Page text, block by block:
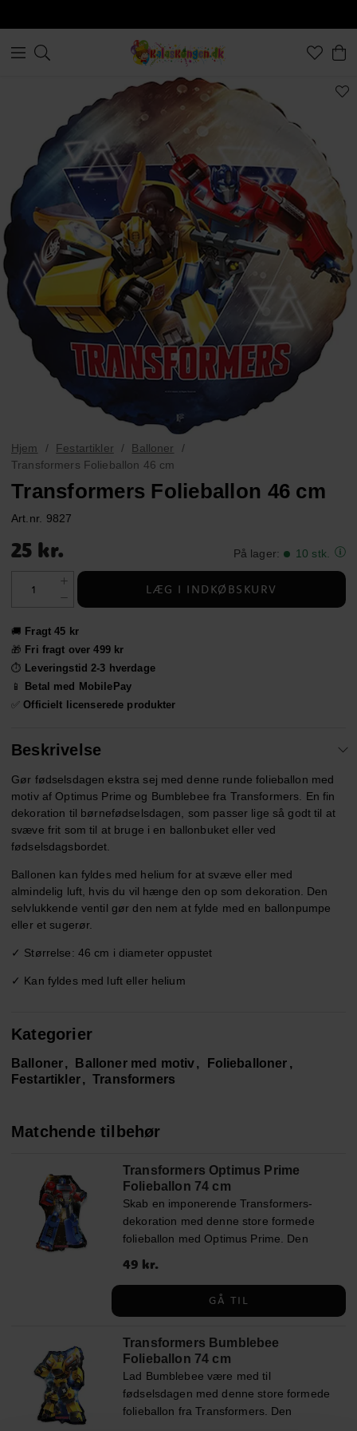
Hjem Festartikler
Balloner
Transformers Folieballon 46 cm
Transformers Folieballon 46 cm
Art.nr. 9827
Pris 25 kr.
25 kr. På lager: 10 stk.
LÆG I INDKØBSKURV
🚚 Fragt 45 kr
🎁 Fri fragt over 499 kr
⏱️ Leveringstid 2-3 hverdage
📱
Betal med MobilePay
✅Officielt licenserede produkter
Beskrivelse
Gør fødselsdagen ekstra sej med denne runde folieballon med
motiv af Optimus Prime og Bumblebee fra Transformers. En fin
dekoration til børnefødselsdagen, som passer lige så godt til at
svæve frit som til at bruge i en ballonbuket eller ved
fødselsdagsbordet.
Ballonen kan fyldes med helium for at svæve eller med
almindelig luft, hvis du vil hænge den op som dekoration. Den
selvlukkende ventil gør den nem at fylde med en ballonpumpe
eller et sugerør.
✓ Størrelse: 46 cm i diameter oppustet
✓ Kan fyldes med luft eller helium
Kategorier
Balloner Balloner med motiv
Folieballoner
Festartikler
Transformers
Matchende tilbehør
Transformers Optimus Prime
Folieballon 74 cm
Skab en imponerende Transformers-
dekoration med denne store formede
folieballon med Optimus Prime. Den
der elsker action, robotter og
luft, hvis du vil hænge den op som
dekoration. Den selvlukkende ventil gør
den nem at fylde med en ballonpumpe
eller et sugerør. ✓ Størrelse: ca. 74 cm i
oppustet tilstand ✓ Kan fyldes med luft
Pris:49 kr.
49 kr.
GÅ TIL
Transformers Bumblebee
Folieballon 74 cm
Lad Bumblebee være med til
fødselsdagen med denne store formede
folieballon fra Transformers. Den